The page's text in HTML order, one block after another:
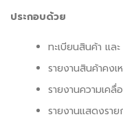
ประกอบด้วย
ทะเบียนสินค้า แล
รายงานสินค้าคง
รายงานความเค
รายงานแสดงรา